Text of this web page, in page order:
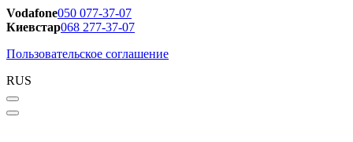
Vodafone050 077-37-07
Киевстар068 277-37-07
Пользовательское соглашение
RUS